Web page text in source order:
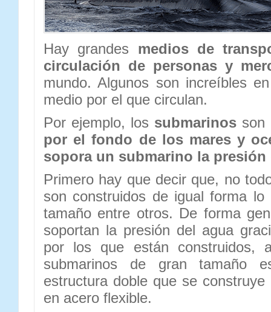
Hay grandes medios de
circulación de personas y
mundo. Algunos son increíbles
medio por el que circulan.
Por ejemplo, los submarinos son
por el fondo de los mares y
sopora un submarino la presión
Primero hay que decir que, no
son construidos de igual forma
tamaño entre otros. De forma
soportan la presión del agua
por los que están construidos,
submarinos de gran tamaño
estructura doble que se
en acero flexible.